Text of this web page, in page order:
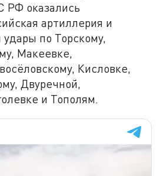
РФ оказались
артиллерия и
по Торскому,
Макеевке,
Кисловке,
Двуречной,
и Тополям.